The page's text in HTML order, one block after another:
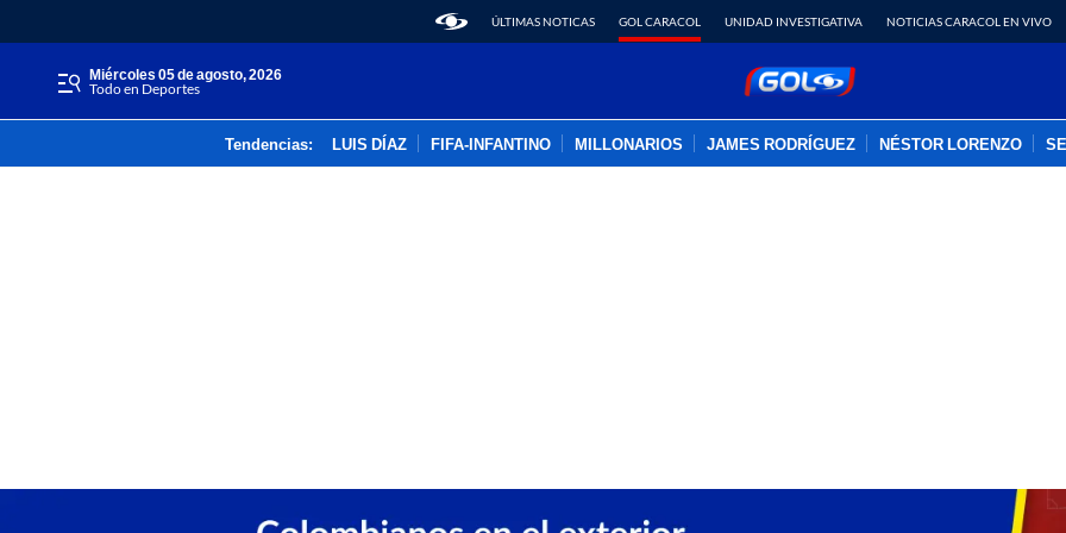
ÚLTIMAS NOTICAS GOL CARACOL UNIDAD INVESTIGATIVA NOTICIAS CARACOL EN VIVO
miércoles 05 de agosto, 2026
Todo en Deportes
Tendencias: LUIS DÍAZ FIFA-INFANTINO MILLONARIOS JAMES RODRÍGUEZ NÉSTOR LORENZO